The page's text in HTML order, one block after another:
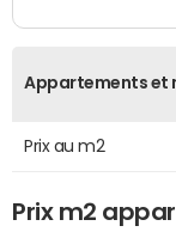
Appartements et
Prix au m2
Prix m2